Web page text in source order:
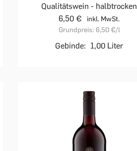
Qualitätswein - halbtrocken
6,50 €
inkl. MwSt.
Grundpreis: 6,50 €/l
Gebinde: 1,00 Liter